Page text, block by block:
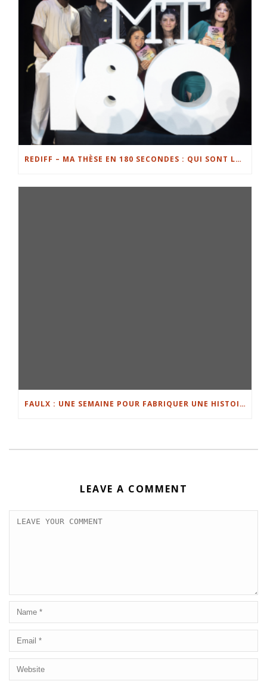
REDIFF – MA THÈSE EN 180 SECONDES : QUI SONT LES FINALISTES EN LORRAINE ?
FAULX : UNE SEMAINE POUR FABRIQUER UNE HISTOIRE
LEAVE A COMMENT